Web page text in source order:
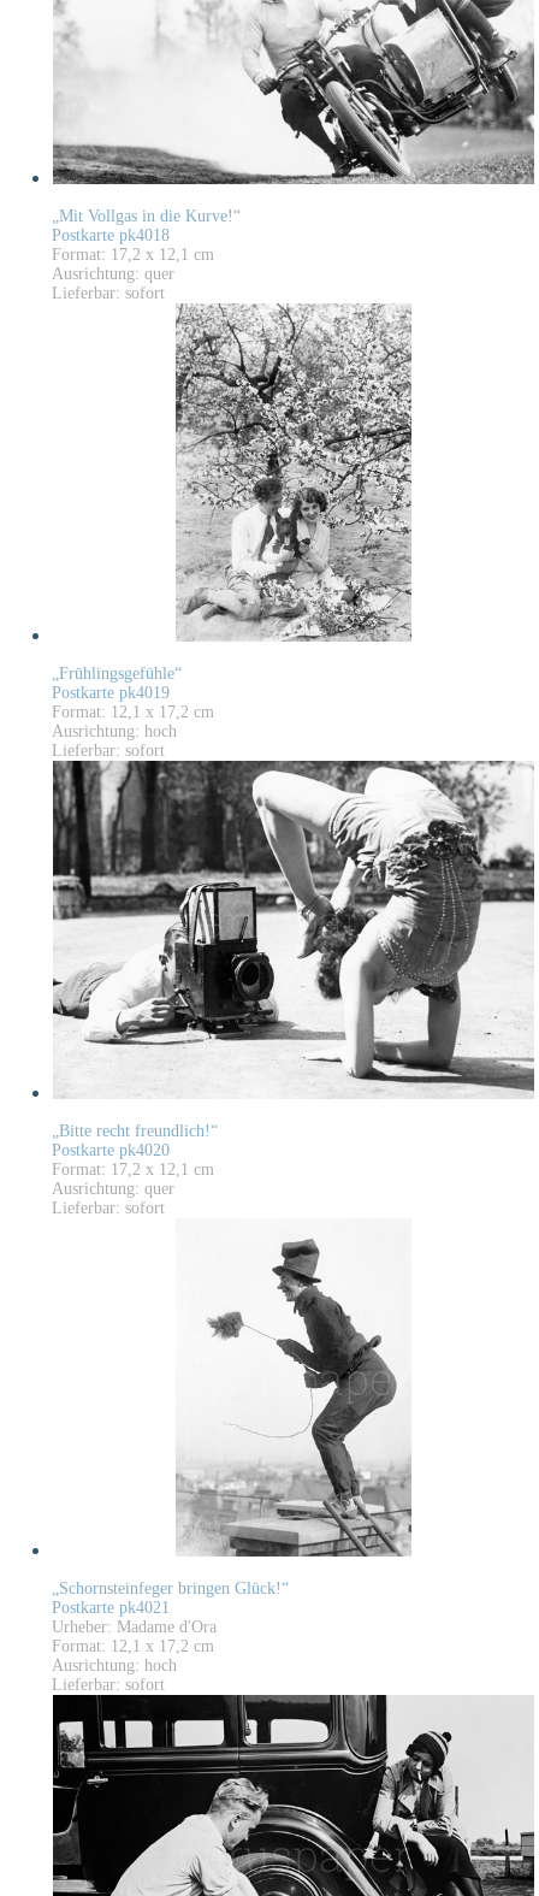
„Mit Vollgas in die Kurve!“
Postkarte pk4018
Format: 17,2 x 12,1 cm
Ausrichtung: quer
Lieferbar: sofort
„Frühlingsgefühle“
Postkarte pk4019
Format: 12,1 x 17,2 cm
Ausrichtung: hoch
Lieferbar: sofort
„Bitte recht freundlich!“
Postkarte pk4020
Format: 17,2 x 12,1 cm
Ausrichtung: quer
Lieferbar: sofort
„Schornsteinfeger bringen Glück!“
Postkarte pk4021
Urheber: Madame d'Ora
Format: 12,1 x 17,2 cm
Ausrichtung: hoch
Lieferbar: sofort